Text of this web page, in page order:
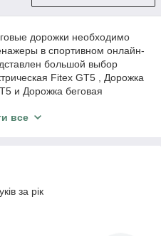
дорожки необходимо
в спортивном онлайн-
большой выбор
Fitex GT5 , Дорожка
и Дорожка беговая
Lets Go Fitness products,
боксерские перчатки ?
выбрать Кардиотренажеры
в Кривой Рог, Николаев,
и лишь единицы
все
за рік